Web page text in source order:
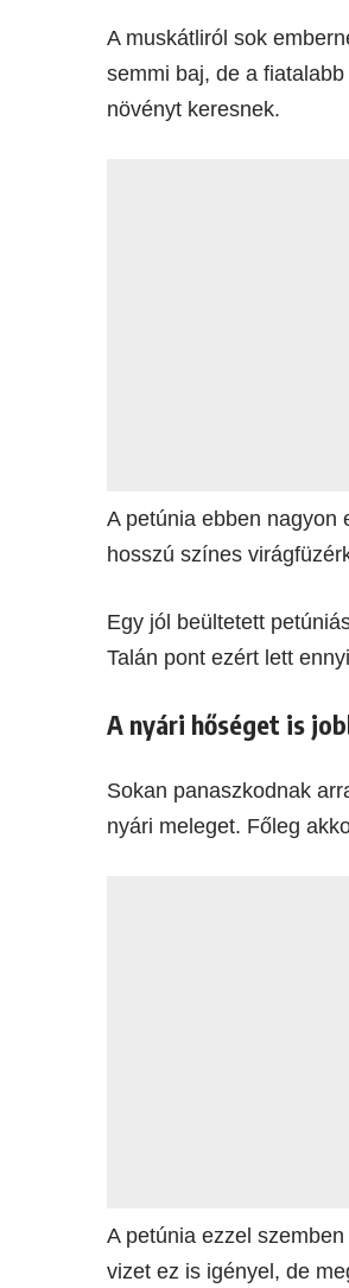
A muskátliról sok
semmi baj, de a
növényt keresnek.
A petúnia ebben nagyon
hosszú színes
Egy jól beültetett
Talán pont ezért lett
A nyári hőséget is
Sokan panaszkodnak
nyári meleget. Főleg
A petúnia ezzel
vizet ez is igényel, de